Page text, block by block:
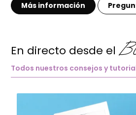
Más información
En directo desde el
Todos nuestros consejos y